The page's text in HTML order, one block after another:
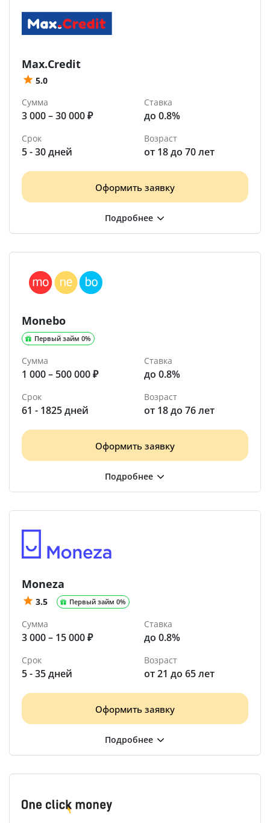
Max.Credit
5.0
Сумма
3 000 – 30 000 ₽
Ставка
до 0.8%
Срок
5 - 30 дней
Возраст
от 18 до 70 лет
Оформить заявку
Monebo
Первый займ 0%
Сумма
1 000 – 500 000 ₽
Ставка
до 0.8%
Срок
61 - 1825 дней
Возраст
от 18 до 76 лет
Оформить заявку
Moneza
3.5 Первый займ 0%
Сумма
3 000 – 15 000 ₽
Ставка
до 0.8%
Срок
5 - 35 дней
Возраст
от 21 до 65 лет
Оформить заявку